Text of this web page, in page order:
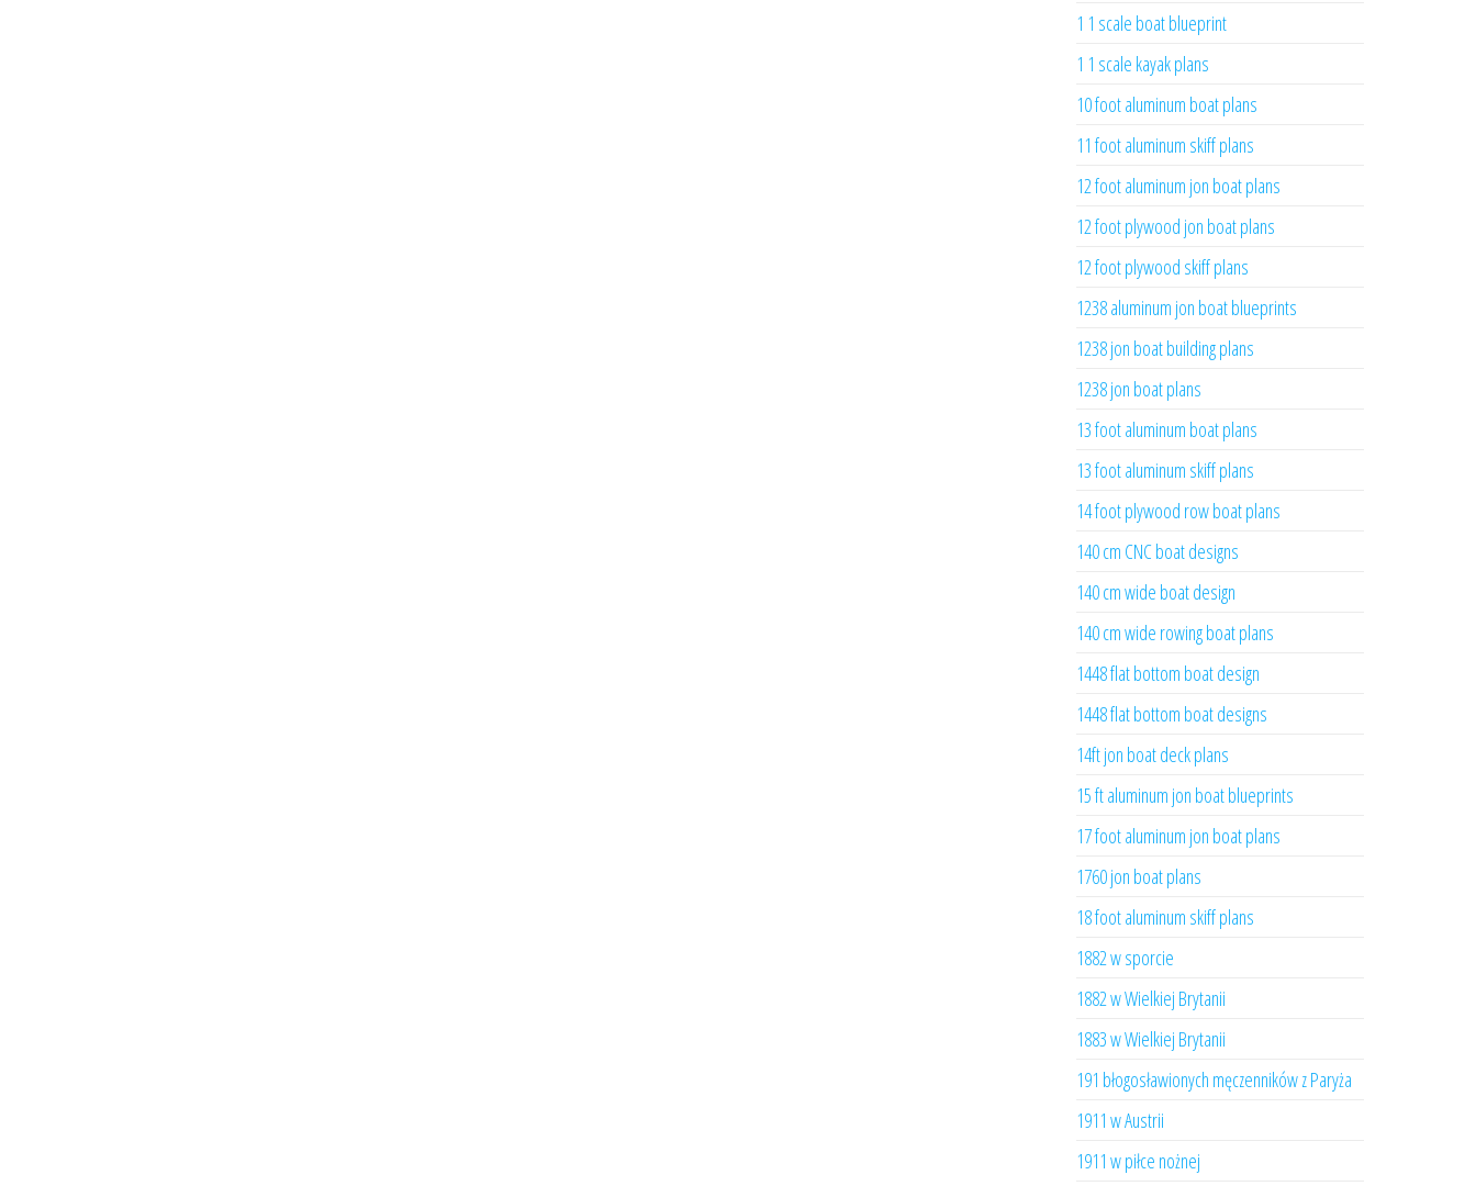
1 1 scale boat blueprint
1 1 scale kayak plans
10 foot aluminum boat plans
11 foot aluminum skiff plans
12 foot aluminum jon boat plans
12 foot plywood jon boat plans
12 foot plywood skiff plans
1238 aluminum jon boat blueprints
1238 jon boat building plans
1238 jon boat plans
13 foot aluminum boat plans
13 foot aluminum skiff plans
14 foot plywood row boat plans
140 cm CNC boat designs
140 cm wide boat design
140 cm wide rowing boat plans
1448 flat bottom boat design
1448 flat bottom boat designs
14ft jon boat deck plans
15 ft aluminum jon boat blueprints
17 foot aluminum jon boat plans
1760 jon boat plans
18 foot aluminum skiff plans
1882 w sporcie
1882 w Wielkiej Brytanii
1883 w Wielkiej Brytanii
191 błogosławionych męczenników z Paryża
1911 w Austrii
1911 w piłce nożnej